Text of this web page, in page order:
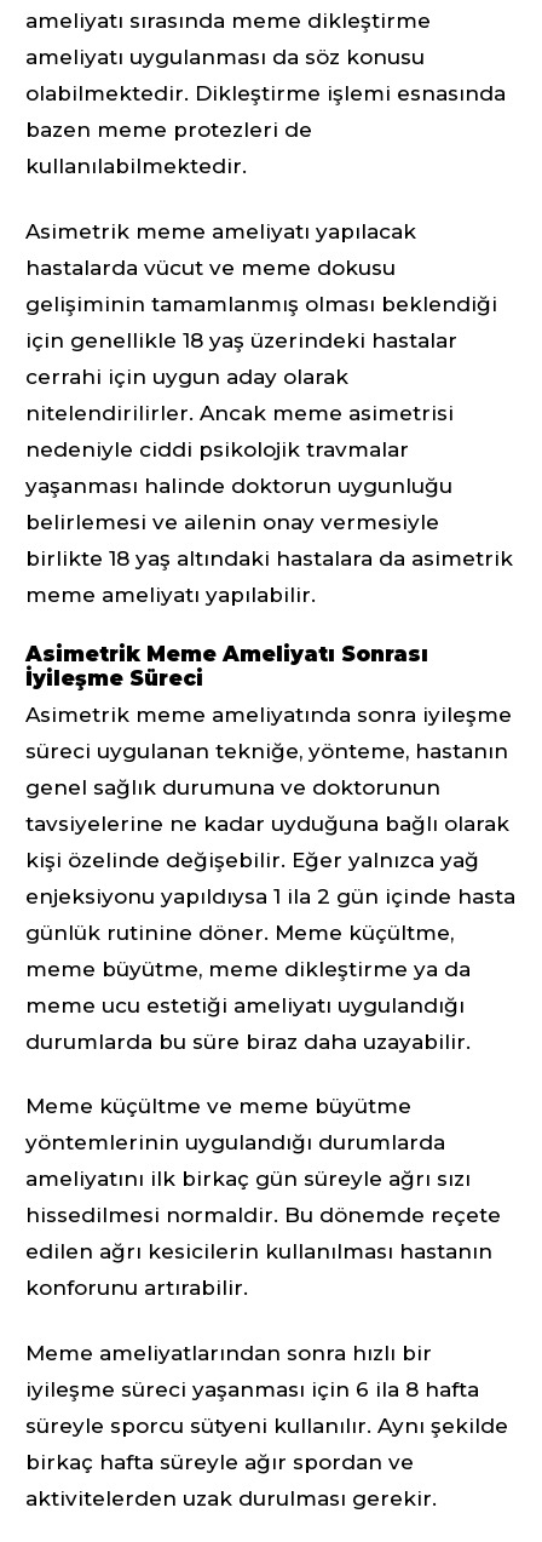
ameliyatı sırasında meme dikleştirme
ameliyatı uygulanması da söz konusu
olabilmektedir. Dikleştirme işlemi esnasında
bazen meme protezleri de
kullanılabilmektedir.
Asimetrik meme ameliyatı yapılacak
hastalarda vücut ve meme dokusu
gelişiminin tamamlanmış olması beklendiği
için genellikle 18 yaş üzerindeki hastalar
cerrahi için uygun aday olarak
nitelendirilirler. Ancak meme asimetrisi
nedeniyle ciddi psikolojik travmalar
yaşanması halinde doktorun uygunluğu
belirlemesi ve ailenin onay vermesiyle
birlikte 18 yaş altındaki hastalara da asimetrik
meme ameliyatı yapılabilir.
Asimetrik Meme Ameliyatı Sonrası
İyileşme Süreci
Asimetrik meme ameliyatında sonra iyileşme
süreci uygulanan tekniğe, yönteme, hastanın
genel sağlık durumuna ve doktorunun
tavsiyelerine ne kadar uyduğuna bağlı olarak
kişi özelinde değişebilir. Eğer yalnızca yağ
enjeksiyonu yapıldıysa 1 ila 2 gün içinde hasta
günlük rutinine döner. Meme küçültme,
meme büyütme, meme dikleştirme ya da
meme ucu estetiği ameliyatı uygulandığı
durumlarda bu süre biraz daha uzayabilir.
Meme küçültme ve meme büyütme
yöntemlerinin uygulandığı durumlarda
ameliyatını ilk birkaç gün süreyle ağrı sızı
hissedilmesi normaldir. Bu dönemde reçete
edilen ağrı kesicilerin kullanılması hastanın
konforunu artırabilir.
Meme ameliyatlarından sonra hızlı bir
iyileşme süreci yaşanması için 6 ila 8 hafta
süreyle sporcu sütyeni kullanılır. Aynı şekilde
birkaç hafta süreyle ağır spordan ve
aktivitelerden uzak durulması gerekir.